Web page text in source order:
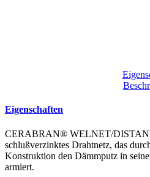
Eigenschaften
CERABRAN® WELNET/
schlußverzinktes Drahtnetz, das
Konstruktion den Dämmputz in
armiert.